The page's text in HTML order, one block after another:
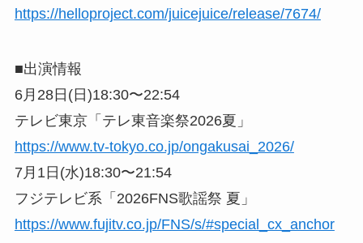
https://helloproject.com/juicejuice/release/7674/
■出演情報
6月28日(日)18:30〜22:54
テレビ東京「テレ東音楽祭2026夏」
https://www.tv-tokyo.co.jp/ongakusai_2026/
7月1日(水)18:30〜21:54
フジテレビ系「2026FNS歌謡祭 夏」
https://www.fujitv.co.jp/FNS/s/#special_cx_anchor